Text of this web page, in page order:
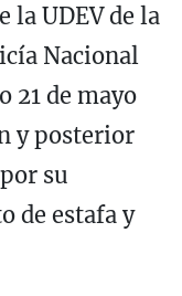
la UDEV de la
Nacional
21 de mayo
y posterior
su
de estafa y